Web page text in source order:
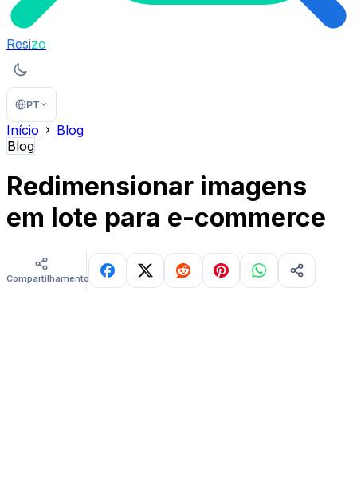
Resizo
PT
Início
Blog
Blog
Redimensionar imagens
em lote para e-commerce
Compartilhamentos